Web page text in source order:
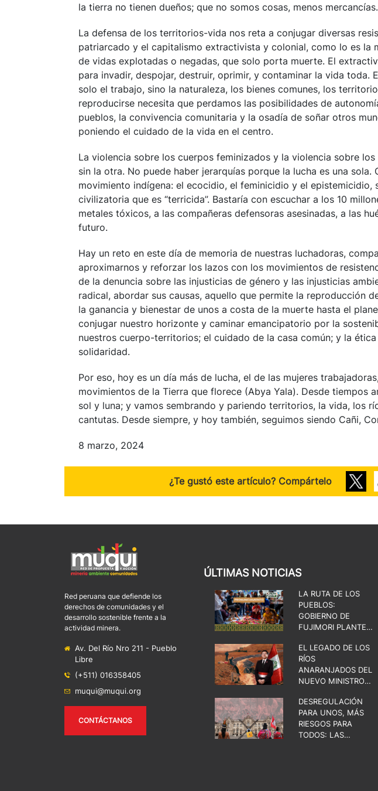
la tierra no tienen dueños; que no somos cosas, menos mercancías.
La defensa de los territorios-vida nos reta a conjugar diversas
patriarcado y el capitalismo extractivista y colonial, como lo es la
de vidas explotadas o negadas, que solo porta muerte. El
para invadir, despojar, destruir, oprimir, y contaminar la vida toda.
solo el trabajo, sino la naturaleza, los bienes comunes, los
reproducirse necesita que perdamos las posibilidades de
pueblos, la convivencia comunitaria y la osadía de soñar otros
poniendo el cuidado de la vida en el centro.
La violencia sobre los cuerpos feminizados y la violencia sobre
sin la otra. No puede haber jerarquías porque la lucha es una sola.
movimiento indígena: el ecocidio, el feminicidio y el epistemicidio,
civilizatoria que es “terricida”. Bastaría con escuchar a los 10
metales tóxicos, a las compañeras defensoras asesinadas, a las
futuro.
Hay un reto en este día de memoria de nuestras luchadoras,
aproximarnos y reforzar los lazos con los movimientos de
de la denuncia sobre las injusticias de género y las injusticias
radical, abordar sus causas, aquello que permite la reproducción
la ganancia y bienestar de unos a costa de la muerte hasta el
conjugar nuestro horizonte y caminar emancipatorio por la
nuestros cuerpo-territorios; el cuidado de la casa común; y la
solidaridad.
Por eso, hoy es un día más de lucha, el de las mujeres
movimientos de la Tierra que florece (Abya Yala). Desde tiempos
sol y luna; y vamos sembrando y pariendo territorios, la vida, los
cantutas. Desde siempre, y hoy también, seguimos siendo Cañi,
8 marzo, 2024
¿Te gustó este artículo? Compártelo
Red peruana que defiende los
derechos de comunidades y el
desarrollo sostenible frente a la
actividad minera.
Av. Del Río Nro 211 - Pueblo
Libre
(+511) 016358405
muqui@muqui.org
CONTÁCTANOS
ÚLTIMAS NOTICIAS
LA RUTA DE LOS
PUEBLOS:
GOBIERNO DE
FUJIMORI PLANTEA
EL ESTADO, LA
DEMOCRACIA Y LOS
TERRITORIOS
EL LEGADO DE LOS
RÍOS
ANARANJADOS DEL
NUEVO MINISTRO
MINAS
DESREGULACIÓN
PARA UNOS, MÁS
RIESGOS PARA
TODOS: LAS